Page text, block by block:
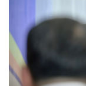
เมื่อถามว่า เหตุ
การสำนักข่าวก
สุขฯ นายกรัฐมนต
ตามรัฐบาลก่อน จึ
จากช่วงเวลา ซึ่ง
สัมพันธ์ที่ดีกับหน่ว